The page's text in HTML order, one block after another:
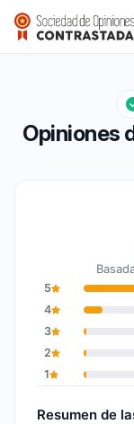
Nippon & co
Calificación global:
9,6/10
Opiniones
5
4
3
2
1
Resumen de